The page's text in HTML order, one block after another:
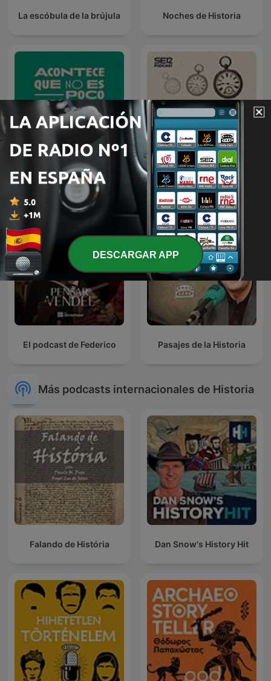
La escóbula de la brújula Noches de Historia
Acontece que no es poco
con Nieves Concostrina
Cualquier tiempo pasado
fue anterior
El podcast de Federico Pasajes de la Historia
Más podcasts internacionales de Historia
Falando de História Dan Snow's History Hit
DESCARGAR APP